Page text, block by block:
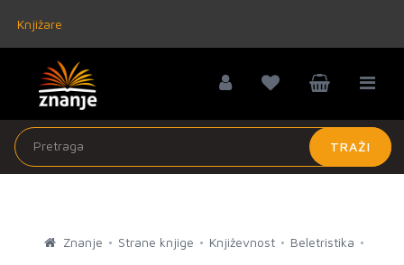
Knjižare
TRAŽI
Znanje Strane knjige Književnost Beletristika